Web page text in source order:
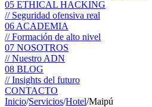
05 ETHICAL HACKING
// Seguridad ofensiva real
06 ACADEMIA
// Formación de alto nivel
07 NOSOTROS
// Nuestro ADN
08 BLOG
// Insights del futuro
CONTACTO
Inicio/Servicios/Hotel/Maipú